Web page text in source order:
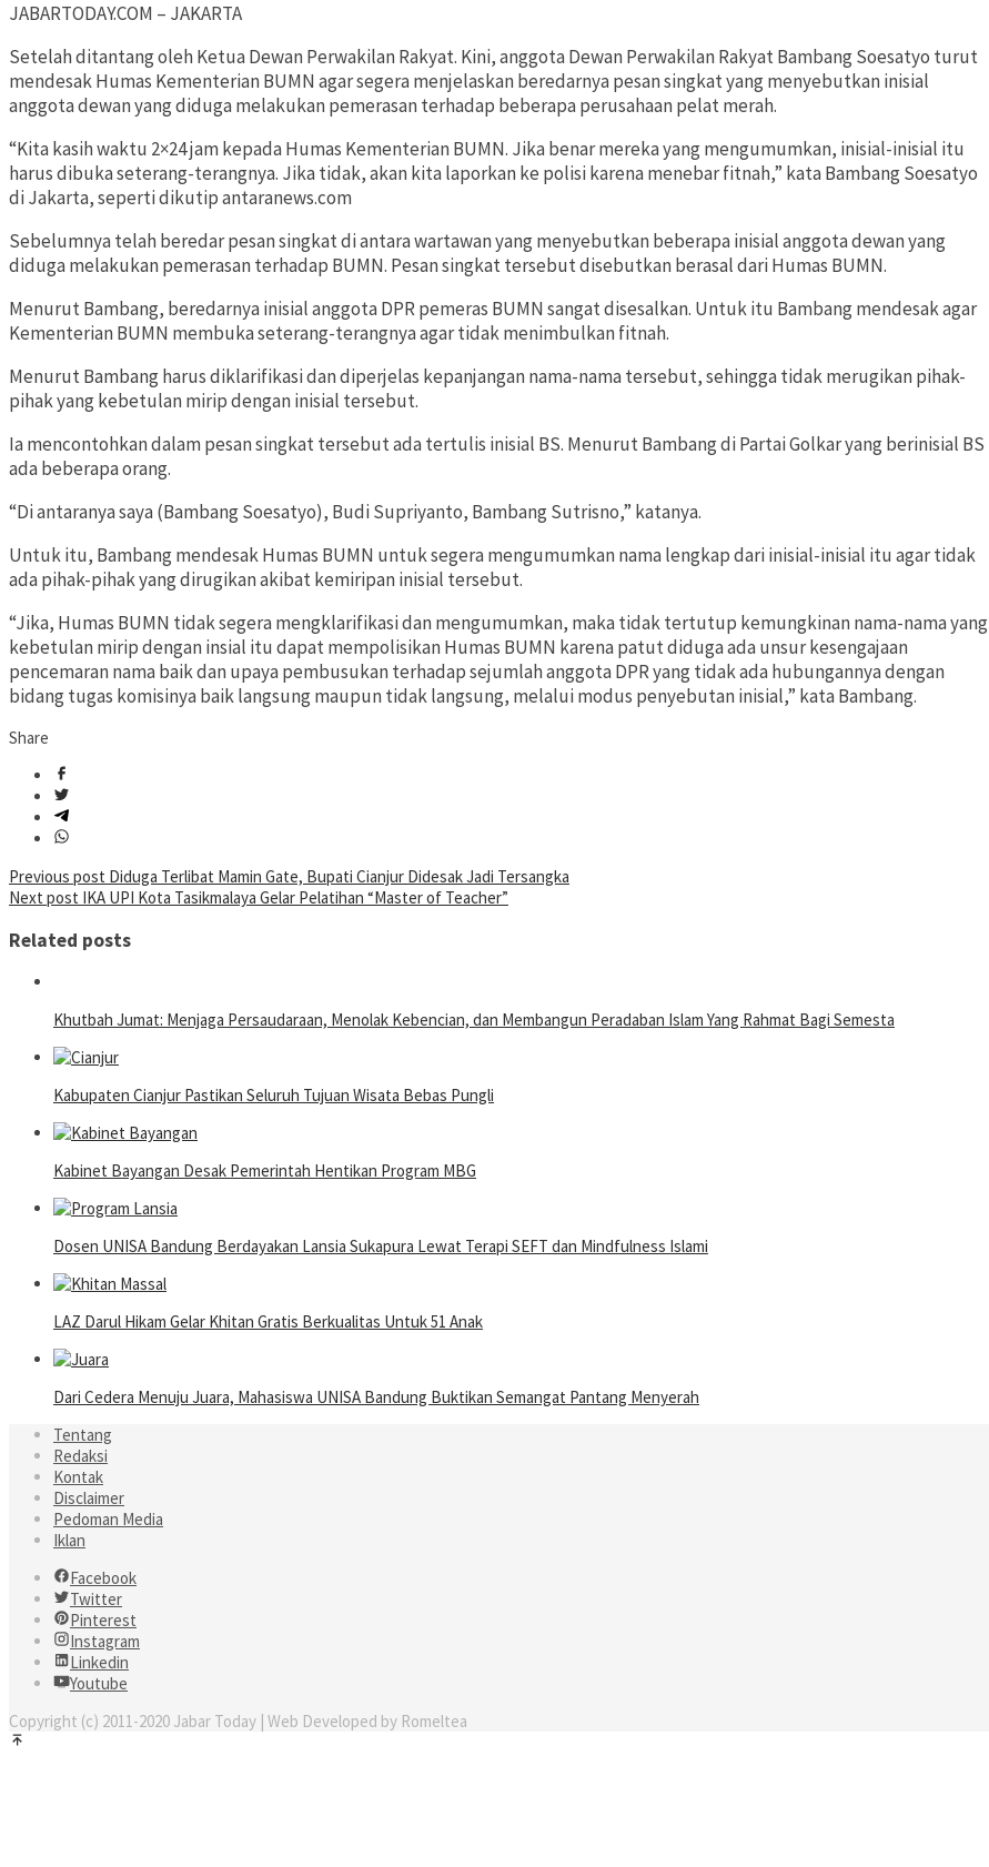
JABARTODAY.COM – JAKARTA
Setelah ditantang oleh Ketua Dewan Perwakilan Rakyat. Kini, anggota Dewan Perwakilan Rakyat Bambang Soesatyo turut
mendesak Humas Kementerian BUMN agar segera menjelaskan beredarnya pesan singkat yang menyebutkan inisial
anggota dewan yang diduga melakukan pemerasan terhadap beberapa perusahaan pelat merah.
“Kita kasih waktu 2×24 jam kepada Humas Kementerian BUMN. Jika benar mereka yang mengumumkan, inisial-inisial itu
harus dibuka seterang-terangnya. Jika tidak, akan kita laporkan ke polisi karena menebar fitnah,” kata Bambang Soesatyo
di Jakarta, seperti dikutip antaranews.com
Sebelumnya telah beredar pesan singkat di antara wartawan yang menyebutkan beberapa inisial anggota dewan yang
diduga melakukan pemerasan terhadap BUMN. Pesan singkat tersebut disebutkan berasal dari Humas BUMN.
Menurut Bambang, beredarnya inisial anggota DPR pemeras BUMN sangat disesalkan. Untuk itu Bambang mendesak agar
Kementerian BUMN membuka seterang-terangnya agar tidak menimbulkan fitnah.
Menurut Bambang harus diklarifikasi dan diperjelas kepanjangan nama-nama tersebut, sehingga tidak merugikan pihak-
pihak yang kebetulan mirip dengan inisial tersebut.
Ia mencontohkan dalam pesan singkat tersebut ada tertulis inisial BS. Menurut Bambang di Partai Golkar yang berinisial BS
ada beberapa orang.
“Di antaranya saya (Bambang Soesatyo), Budi Supriyanto, Bambang Sutrisno,” katanya.
Untuk itu, Bambang mendesak Humas BUMN untuk segera mengumumkan nama lengkap dari inisial-inisial itu agar tidak
ada pihak-pihak yang dirugikan akibat kemiripan inisial tersebut.
“Jika, Humas BUMN tidak segera mengklarifikasi dan mengumumkan, maka tidak tertutup kemungkinan nama-nama yang
kebetulan mirip dengan insial itu dapat mempolisikan Humas BUMN karena patut diduga ada unsur kesengajaan
pencemaran nama baik dan upaya pembusukan terhadap sejumlah anggota DPR yang tidak ada hubungannya dengan
bidang tugas komisinya baik langsung maupun tidak langsung, melalui modus penyebutan inisial,” kata Bambang.
Share
Post
navigation
Previous post Diduga Terlibat Mamin Gate, Bupati Cianjur Didesak Jadi Tersangka
Next post IKA UPI Kota Tasikmalaya Gelar Pelatihan “Master of Teacher”
Related posts
Khutbah Jumat: Menjaga Persaudaraan, Menolak Kebencian, dan Membangun Peradaban Islam Yang Rahmat Bagi Semesta
Kabupaten Cianjur Pastikan Seluruh Tujuan Wisata Bebas Pungli
Kabinet Bayangan Desak Pemerintah Hentikan Program MBG
Dosen UNISA Bandung Berdayakan Lansia Sukapura Lewat Terapi SEFT dan Mindfulness Islami
LAZ Darul Hikam Gelar Khitan Gratis Berkualitas Untuk 51 Anak
Dari Cedera Menuju Juara, Mahasiswa UNISA Bandung Buktikan Semangat Pantang Menyerah
Tentang
Redaksi
Kontak
Disclaimer
Pedoman Media
Iklan
Facebook
Twitter
Pinterest
Instagram
Linkedin
Youtube
Copyright (c) 2011-2020 Jabar Today | Web Developed by Romeltea